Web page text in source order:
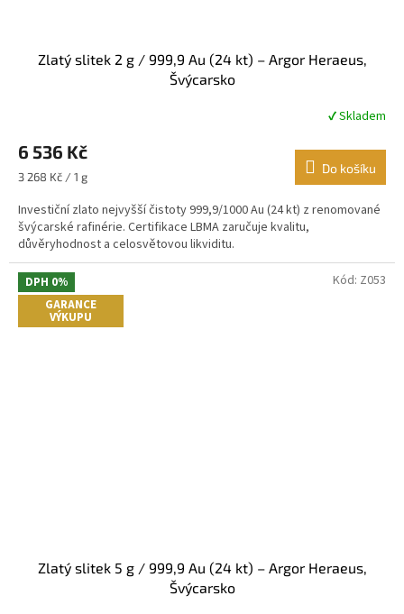
Zlatý slitek 2 g / 999,9 Au (24 kt) – Argor Heraeus,
Švýcarsko
produktu
je
4,8
z
5
hvězdiček.
✔ Skladem
6 536 Kč
Měrná
3 268 Kč / 1 g
Do košíku
Investiční zlato nejvyšší čistoty 999,9/1000 Au (24 kt) z renomované
švýcarské rafinérie. Certifikace LBMA zaručuje kvalitu,
důvěryhodnost a celosvětovou likviditu.
DPH 0%
GARANCE
VÝKUPU
Zlatý slitek 5 g / 999,9 Au (24 kt) – Argor Heraeus,
Švýcarsko
Kód: Z053